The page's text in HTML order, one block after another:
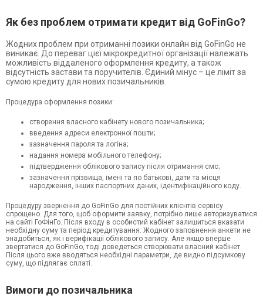
Як без проблем отримати кредит від GoFinGo?
Жодних проблем при отриманні позики онлайн від GoFinGo не
виникає. До переваг цієї мікрокредитної організації належать
можливість віддаленого оформлення кредиту, а також
відсутність застави та поручителів. Єдиний мінус – це ліміт за
сумою кредиту для нових позичальників.
Процедура оформлення позики:
створення власного кабінету нового позичальника;
введення адреси електронної пошти;
зазначення пароля та логіна;
надання номера мобільного телефону;
підтвердження облікового запису після отримання смс;
зазначення прізвища, імені та по батькові, дати та місця
народження, інших паспортних даних, ідентифікаційного коду.
Процедуру звернення до GoFinGo для постійних клієнтів сервісу
спрощено. Для того, щоб оформити заявку, потрібно лише авторизуватися
на сайті ГоФінГо. Після входу в особистий кабінет залишиться вказати
необхідну суму та період кредитування. Жодного заповнення анкети не
знадобиться, як і верифікації облікового запису. Але якщо вперше
звертатися до GoFinGo, тоді доведеться створювати власний кабінет.
Після цього вже вводяться необхідні параметри, де видно підсумкову
суму, що підлягає сплаті.
Вимоги до позичальника